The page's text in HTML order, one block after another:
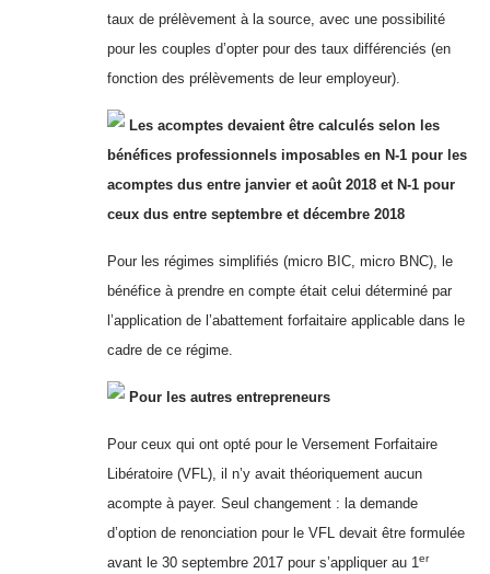
taux de prélèvement à la source, avec une possibilité
pour les couples d’opter pour des taux différenciés (en
fonction des prélèvements de leur employeur).
Les acomptes devaient être calculés selon les
bénéfices professionnels imposables en N-1 pour les
acomptes dus entre janvier et août 2018 et N-1 pour
ceux dus entre septembre et décembre 2018
Pour les régimes simplifiés (micro BIC, micro BNC), le
bénéfice à prendre en compte était celui déterminé par
l’application de l’abattement forfaitaire applicable dans le
cadre de ce régime.
Pour les autres entrepreneurs
Pour ceux qui ont opté pour le Versement Forfaitaire
Libératoire (VFL), il n’y avait théoriquement aucun
acompte à payer. Seul changement : la demande
d’option de renonciation pour le VFL devait être formulée
avant le 30 septembre 2017 pour s’appliquer au 1er